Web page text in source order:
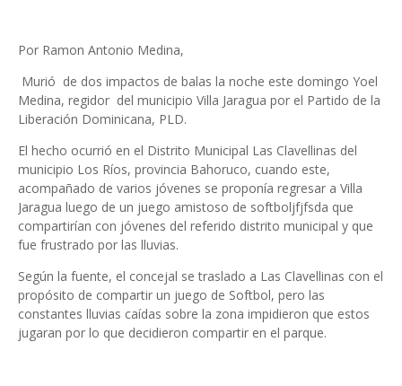
Por Ramon Antonio Medina,
Murió de dos impactos de balas la noche este domingo Yoel
Medina, regidor del municipio Villa Jaragua por el Partido de la
Liberación Dominicana, PLD.
El hecho ocurrió en el Distrito Municipal Las Clavellinas del
municipio Los Ríos, provincia Bahoruco, cuando este,
acompañado de varios jóvenes se proponía regresar a Villa
Jaragua luego de un juego amistoso de softboljfjfsda que
compartirían con jóvenes del referido distrito municipal y que
fue frustrado por las lluvias.
Según la fuente, el concejal se traslado a Las Clavellinas con el
propósito de compartir un juego de Softbol, pero las
constantes lluvias caídas sobre la zona impidieron que estos
jugaran por lo que decidieron compartir en el parque.